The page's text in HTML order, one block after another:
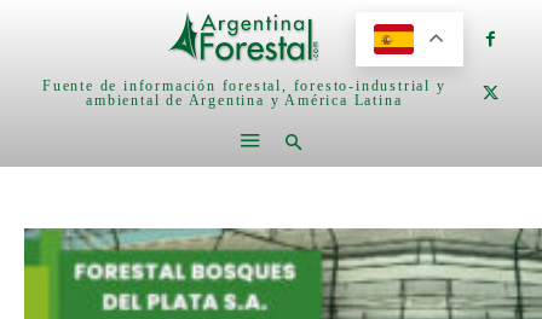
Fuente de información forestal, foresto-industrial y
ambiental de Argentina y América Latina